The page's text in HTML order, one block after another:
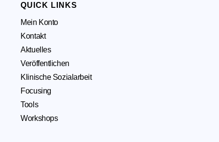
QUICK LINKS
Mein Konto
Kontakt
Aktuelles
Veröffentlichen
Klinische Sozialarbeit
Focusing
Tools
Workshops